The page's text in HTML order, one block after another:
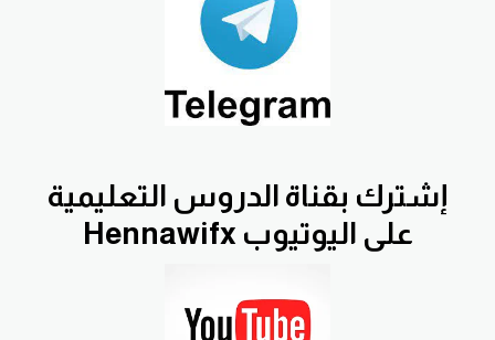
إشترك بقناة الدروس التعليمية
Hennawifx على اليوتيوب